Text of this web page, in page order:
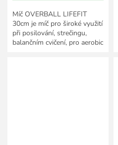
Míč OVERBALL LIFEFIT
30cm je míč pro široké využití
při posilování, strečingu,
balančním cvičení, pro aerobic